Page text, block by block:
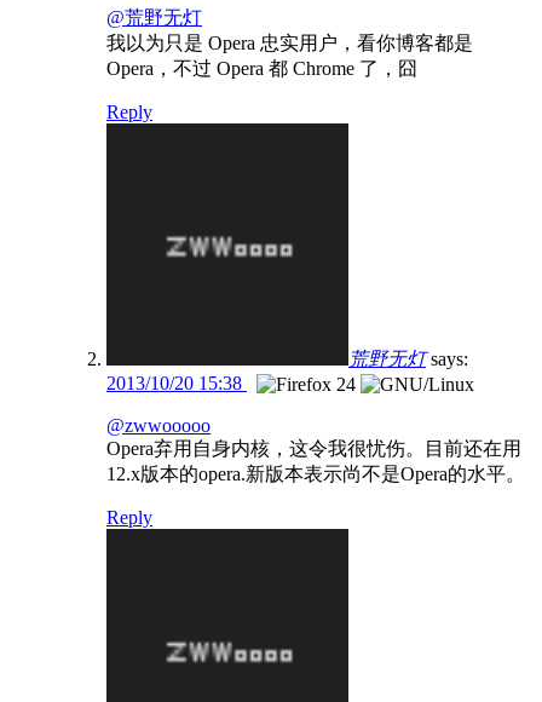
@荒野无灯
我以为只是 Opera 忠实用户，看你博客都是
Opera，不过 Opera 都 Chrome 了，囧
Reply
荒野无灯 says:
2013/10/20 15:38
@zwwooooo
Opera弃用自身内核，这令我很忧伤。目前还在用
12.x版本的opera.新版本表示尚不是Opera的水平。
Reply